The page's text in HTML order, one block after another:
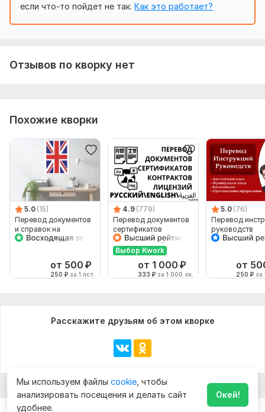
если что-то пойдет не так. Как это работает?
Отзывов по кворку нет
Похожие кворки
5.0 (15)
Перевод документов
и справок на
английский для
от 500 ₽
250 ₽ за 1 лст.
4.9 (779)
Перевод документов
сертификатов
лицензий контрактов
апостилей document
Выбор Kwork
от 1 000 ₽
333 ₽ за 1 000 зн.
5.0 (76)
Перевод
руководств
от
250 ₽ за
Расскажите друзьям об этом кворке
Мы используем файлы cookie , чтобы
анализировать посещения и делать сайт
удобнее.
Окей!